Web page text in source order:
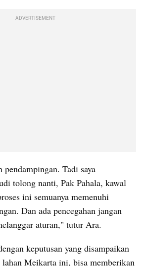
ADVERTISEMENT
Tadi saya
tolong nanti, Pak Pahala, kawal
ini semuanya memenuhi
Dan ada pencegahan jangan
aturan," tutur Ara.
keputusan yang disampaikan
Meikarta ini, bisa memberikan